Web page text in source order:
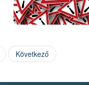
Következő